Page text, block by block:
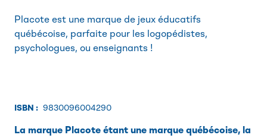
Placote est une marque de jeux éducatifs
québécoise, parfaite pour les logopédistes,
psychologues, ou enseignants !
ISBN : 9830096004290
La marque Placote étant une marque québécoise, la